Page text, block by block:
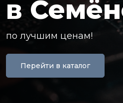
в
по лучшим ценам!
Перейти в каталог